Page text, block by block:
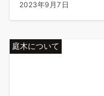
2023年9月7日
庭木について